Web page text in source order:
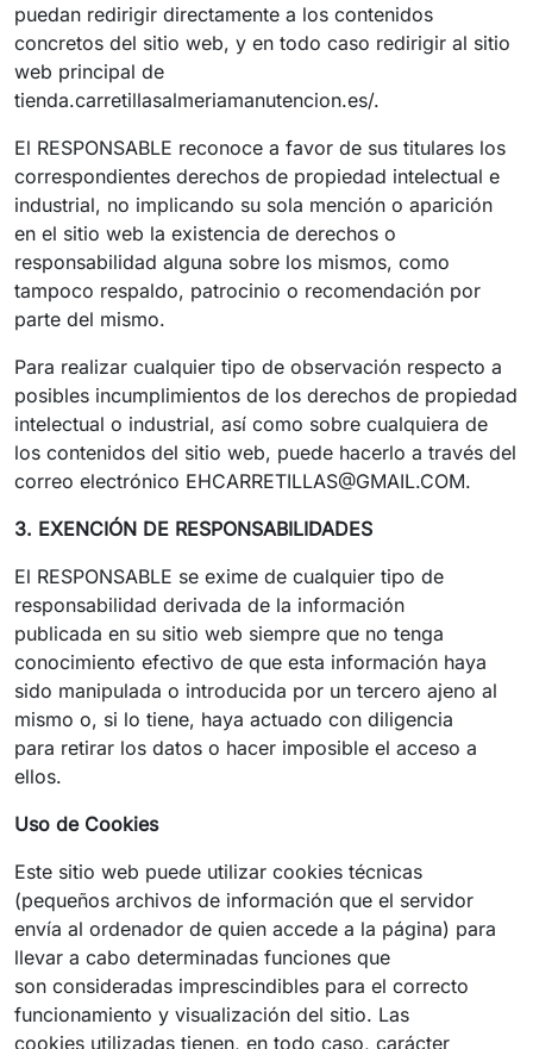
puedan redirigir directamente a los contenidos
concretos del sitio web, y en todo caso redirigir al sitio
web principal de
tienda.carretillasalmeriamanutencion.es/.
El RESPONSABLE reconoce a favor de sus titulares los
correspondientes derechos de propiedad intelectual e
industrial, no implicando su sola mención o aparición
en el sitio web la existencia de derechos o
responsabilidad alguna sobre los mismos, como
tampoco respaldo, patrocinio o recomendación por
parte del mismo.
Para realizar cualquier tipo de observación respecto a
posibles incumplimientos de los derechos de propiedad
intelectual o industrial, así como sobre cualquiera de
los contenidos del sitio web, puede hacerlo a través del
correo electrónico EHCARRETILLAS@GMAIL.COM.
3. EXENCIÓN DE RESPONSABILIDADES
El RESPONSABLE se exime de cualquier tipo de
responsabilidad derivada de la información
publicada en su sitio web siempre que no tenga
conocimiento efectivo de que esta información haya
sido manipulada o introducida por un tercero ajeno al
mismo o, si lo tiene, haya actuado con diligencia
para retirar los datos o hacer imposible el acceso a
ellos.
Uso de Cookies
Este sitio web puede utilizar cookies técnicas
(pequeños archivos de información que el servidor
envía al ordenador de quien accede a la página) para
llevar a cabo determinadas funciones que
son consideradas imprescindibles para el correcto
funcionamiento y visualización del sitio. Las
cookies utilizadas tienen, en todo caso, carácter